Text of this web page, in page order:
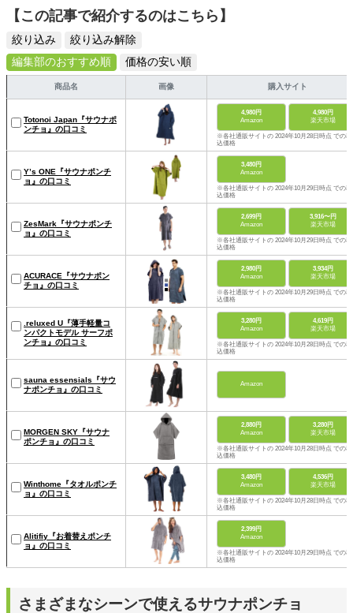
【この記事で紹介するのはこちら】
絞り込み
絞り込み解除
編集部のおすすめ順
価格の安い順
商品名 画像 購入サイト
Totonoi Japan『サウナポ
ンチョ』の口コミ
4,980円
Amazon
4,980円
楽天市場
※各社通販サイトの 2024年10月28日時点 での税
込価格
Y’s ONE『サウナポンチ
ョ』の口コミ
3,480円
Amazon
※各社通販サイトの 2024年10月29日時点 での税
込価格
ZesMark『サウナポンチ
ョ』の口コミ
2,699円
Amazon
3,916〜円
楽天市場
※各社通販サイトの 2024年10月29日時点 での税
込価格
ACURACE『サウナポン
チョ』の口コミ
2,980円
Amazon
3,934円
楽天市場
※各社通販サイトの 2024年10月29日時点 での税
込価格
.reluxed U『薄手軽量コ
ンパクトモデル サーフポ
ンチョ』の口コミ
3,280円
Amazon
4,619円
楽天市場
※各社通販サイトの 2024年10月28日時点 での税
込価格
sauna essensials『サウ
ナポンチョ』の口コミ
Amazon
MORGEN SKY『サウナ
ポンチョ』の口コミ
2,880円
Amazon
3,280円
楽天市場
※各社通販サイトの 2024年10月28日時点 での税
込価格
Winthome『タオルポンチ
ョ』の口コミ
3,480円
Amazon
4,536円
楽天市場
※各社通販サイトの 2024年10月28日時点 での税
込価格
Alitifiy『お着替えポンチ
ョ』の口コミ
2,399円
Amazon
※各社通販サイトの 2024年10月29日時点 での税
込価格
さまざまなシーンで使えるサウナポンチョ